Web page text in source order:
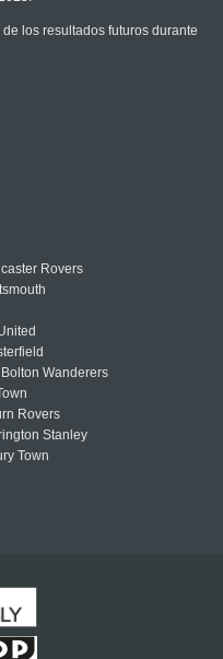
los resultados futuros durante
Rovers
Wanderers
Rovers
Stanley
Town